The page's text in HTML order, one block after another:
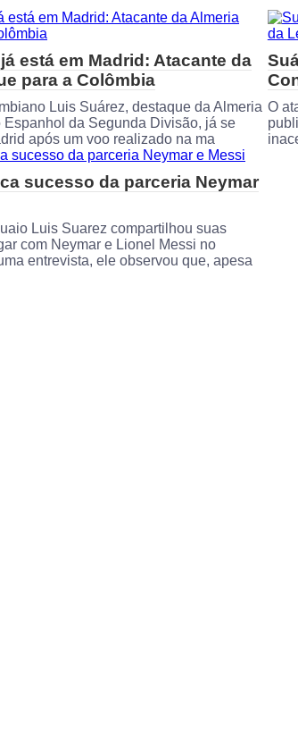
está em Madrid: Atacante da
para a Colômbia
Luis Suárez, destaque da Almeria
Espanhol da Segunda Divisão, já se
após um voo realizado na ma
O
sucesso da parceria Neymar
Luis Suarez compartilhou suas
com Neymar e Lionel Messi no
entrevista, ele observou que, apesa